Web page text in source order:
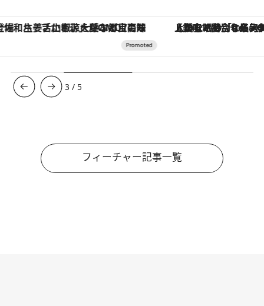
【銀座で出合う最旬美容】美髪ケアや上質な眠り…セルフケアのアップデートから、特別な名入れギフトまで。大人のための「ReFa GINZA」クルーズ
3 / 5
フィーチャー記事一覧